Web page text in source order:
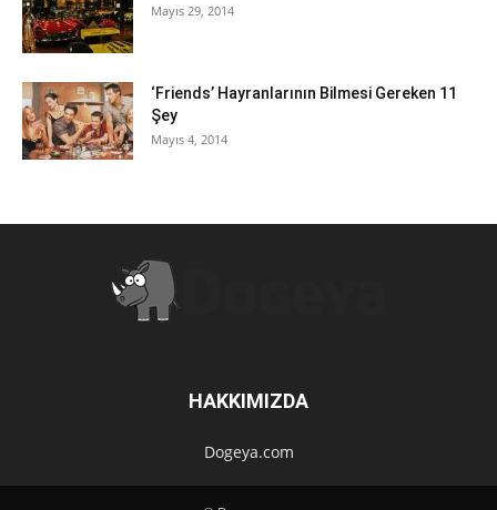
Mayıs 29, 2014
‘Friends’ Hayranlarının Bilmesi Gereken 11
Şey
Mayıs 4, 2014
HAKKIMIZDA
Dogeya.com